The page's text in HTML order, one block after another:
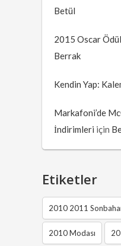
Betül
2015 Oscar
Berrak
Kendin Yap:
Markafoni’de
İndirimleri için
Etiketler
2010 2011 Sonbahar
2010 Modası